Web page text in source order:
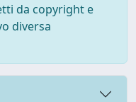
da copyright e
diversa